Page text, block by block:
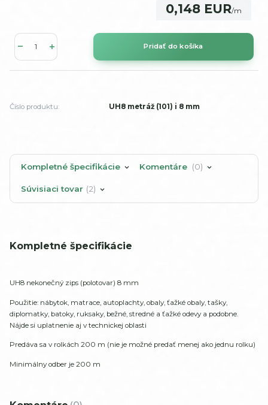
0,148 EUR/m
Pridať do košíka
Číslo produktu: UH8 metráž (101) i 8 mm
Kompletné špecifikácie Komentáre 0
Súvisiaci tovar 2
Kompletné špecifikácie
UH8 nekonečný zips (polotovar) 8 mm
Použitie: nábytok, matrace, autoplachty, obaly, ťažké obaly, tašky,
diplomatky, batoky, ruksaky, bežné, stredné a ťažké odevy a podobne.
Nájde si uplatnenie aj v technickej oblasti
Predáva sa v rolkách 200 m (nie je možné predať menej ako jednu rolku)
Minimálny odber je 200 m